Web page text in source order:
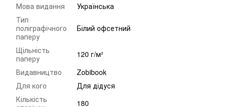
Мова видання
Українська
Тип
поліграфічного
паперу
Білий офсетний
Щільність
паперу
120 г/м²
Видавництво
Zobibook
Для кого
Для дідуся
Кількість
180